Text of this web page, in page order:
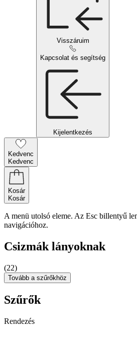
Visszáruim
Kapcsolat és segítség
Kijelentkezés
Kedvenc
Kedvenc
Kosár
Kosár
A menü utolsó eleme. Az Esc billentyű
navigációhoz.
Csizmák lányoknak
(22)
Tovább a szűrőkhöz
Szűrők
Rendezés